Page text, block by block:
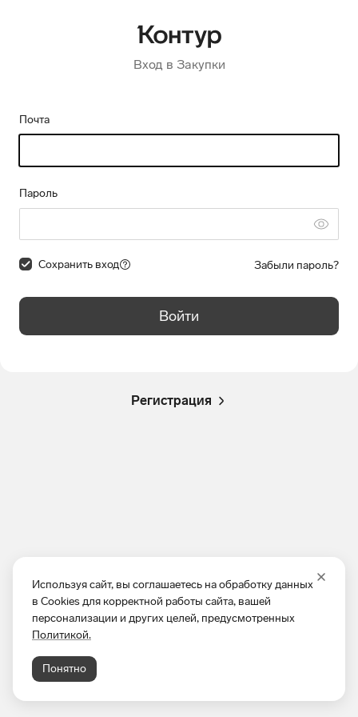
Используя сайт, вы соглашаетесь на обработку данных
в Cookies для корректной работы сайта, вашей
персонализации и других целей, предусмотренных
Политикой.
Понятно
Вход в Закупки
Почта
Пароль
Сохранить вход Забыли пароль?
Войти
Регистрация